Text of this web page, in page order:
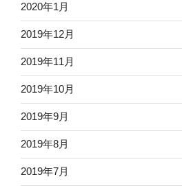
2020年1月
2019年12月
2019年11月
2019年10月
2019年9月
2019年8月
2019年7月